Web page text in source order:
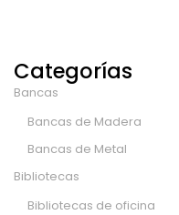
Categorías
Bancas
Bancas de Madera
Bancas de Metal
Bibliotecas
Bibliotecas de oficina